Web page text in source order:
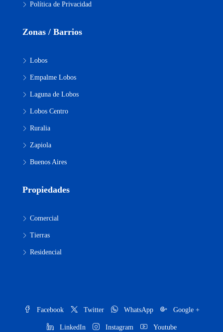
Política de Privacidad
Zonas / Barrios
Lobos
Empalme Lobos
Laguna de Lobos
Lobos Centro
Ruralia
Zapiola
Buenos Aires
Propiedades
Comercial
Tierras
Residencial
Facebook Twitter WhatsApp Google +
LinkedIn Instagram Youtube